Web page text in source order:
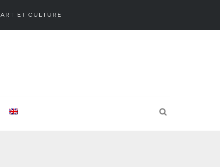
ART ET CULTURE